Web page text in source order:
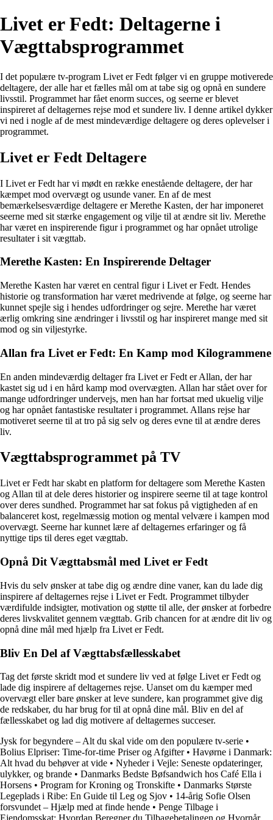
Livet er Fedt: Deltagerne i
Vægttabsprogrammet
I det populære tv-program Livet er Fedt følger vi en gruppe motiverede
deltagere, der alle har et fælles mål om at tabe sig og opnå en sundere
livsstil. Programmet har fået enorm succes, og seerne er blevet
inspireret af deltagernes rejse mod et sundere liv. I denne artikel dykker
vi ned i nogle af de mest mindeværdige deltagere og deres oplevelser i
programmet.
Livet er Fedt Deltagere
I Livet er Fedt har vi mødt en række enestående deltagere, der har
kæmpet mod overvægt og usunde vaner. En af de mest
bemærkelsesværdige deltagere er Merethe Kasten, der har imponeret
seerne med sit stærke engagement og vilje til at ændre sit liv. Merethe
har været en inspirerende figur i programmet og har opnået utrolige
resultater i sit vægttab.
Merethe Kasten: En Inspirerende Deltager
Merethe Kasten har været en central figur i Livet er Fedt. Hendes
historie og transformation har været medrivende at følge, og seerne har
kunnet spejle sig i hendes udfordringer og sejre. Merethe har været
ærlig omkring sine ændringer i livsstil og har inspireret mange med sit
mod og sin viljestyrke.
Allan fra Livet er Fedt: En Kamp mod Kilogrammene
En anden mindeværdig deltager fra Livet er Fedt er Allan, der har
kastet sig ud i en hård kamp mod overvægten. Allan har stået over for
mange udfordringer undervejs, men han har fortsat med ukuelig vilje
og har opnået fantastiske resultater i programmet. Allans rejse har
motiveret seerne til at tro på sig selv og deres evne til at ændre deres
liv.
Vægttabsprogrammet på TV
Livet er Fedt har skabt en platform for deltagere som Merethe Kasten
og Allan til at dele deres historier og inspirere seerne til at tage kontrol
over deres sundhed. Programmet har sat fokus på vigtigheden af en
balanceret kost, regelmæssig motion og mental velvære i kampen mod
overvægt. Seerne har kunnet lære af deltagernes erfaringer og få
nyttige tips til deres eget vægttab.
Opnå Dit Vægttabsmål med Livet er Fedt
Hvis du selv ønsker at tabe dig og ændre dine vaner, kan du lade dig
inspirere af deltagernes rejse i Livet er Fedt. Programmet tilbyder
værdifulde indsigter, motivation og støtte til alle, der ønsker at forbedre
deres livskvalitet gennem vægttab. Grib chancen for at ændre dit liv og
opnå dine mål med hjælp fra Livet er Fedt.
Bliv En Del af Vægttabsfællesskabet
Tag det første skridt mod et sundere liv ved at følge Livet er Fedt og
lade dig inspirere af deltagernes rejse. Uanset om du kæmper med
overvægt eller bare ønsker at leve sundere, kan programmet give dig
de redskaber, du har brug for til at opnå dine mål. Bliv en del af
fællesskabet og lad dig motivere af deltagernes succeser.
Jysk for begyndere – Alt du skal vide om den populære tv-serie •
Bolius Elpriser: Time-for-time Priser og Afgifter• Havørne i Danmark:
Alt hvad du behøver at vide • Nyheder i Vejle: Seneste opdateringer,
ulykker, og brande • Danmarks Bedste Bøfsandwich hos Café Ella i
Horsens • Program for Kroning og Tronskifte • Danmarks Største
Legeplads i Ribe: En Guide til Leg og Sjov • 14-årig Sofie Olsen
forsvundet – Hjælp med at finde hende • Penge Tilbage i